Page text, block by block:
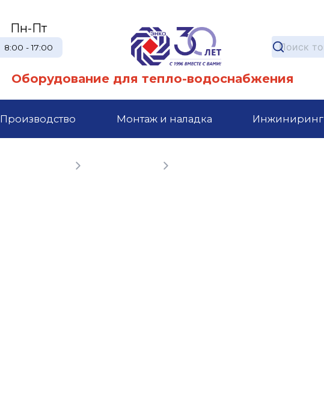
Пн-Пт
8:00 - 17:00
Оборудование для тепло-водоснабжения
Производство Монтаж и наладка Инжиниринг